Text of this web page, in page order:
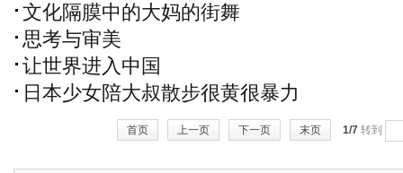
文化隔膜中的大妈的街舞
思考与审美
让世界进入中国
日本少女陪大叔散步很黄很暴力
首页 上一页 下一页 末页 1/7 转到